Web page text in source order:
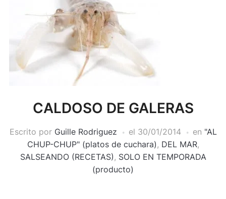
CALDOSO DE GALERAS
Escrito por Guille Rodriguez el 30/01/2014 en "AL
CHUP-CHUP" (platos de cuchara), DEL MAR,
SALSEANDO (RECETAS), SOLO EN TEMPORADA
(producto)